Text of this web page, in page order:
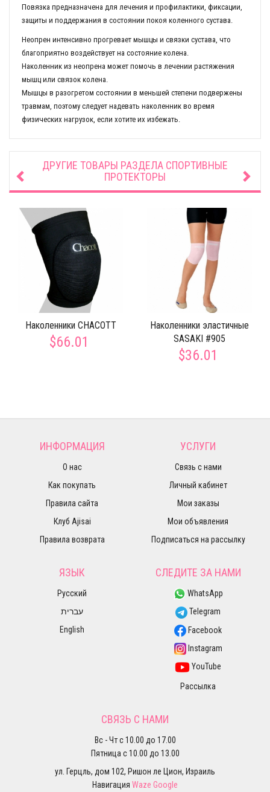
Повязка предназначена для лечения и профилактики, фиксации,
защиты и поддержания в состоянии покоя коленного сустава.
Неопрен интенсивно прогревает мышцы и связки сустава, что
благоприятно воздействует на состояние колена.
Наколенник из неопрена может помочь в лечении растяжения
мышц или связок колена.
Мышцы в разогретом состоянии в меньшей степени подвержены
травмам, поэтому следует надевать наколенник во время
физических нагрузок, если хотите их избежать.
ДРУГИЕ ТОВАРЫ РАЗДЕЛА СПОРТИВНЫЕ
ПРОТЕКТОРЫ
Наколенники CHACOTT
$66.01
Наколенники эластичные
SASAKI #905
$36.01
ИНФОРМАЦИЯ
О нас
Как покупать
Правила сайта
Клуб Ajisai
Правила возврата
УСЛУГИ
Связь с нами
Личный кабинет
Мои заказы
Мои объявления
Подписаться на рассылку
ЯЗЫК
Русский
עברית
English
СЛЕДИТЕ ЗА НАМИ
WhatsApp
Telegram
Facebook
Instagram
YouTube
Рассылка
СВЯЗЬ С НАМИ
Вс - Чт с 10.00 до 17.00
Пятница с 10.00 до 13.00
ул. Герцль, дом 102, Ришон ле Цион, Израиль
Навигация Waze Google